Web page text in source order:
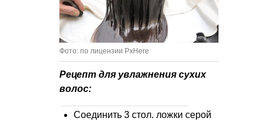
Фото: по лицензии PxHere
Рецепт для увлажнения сухих
волос:
Соединить 3 стол. ложки серой